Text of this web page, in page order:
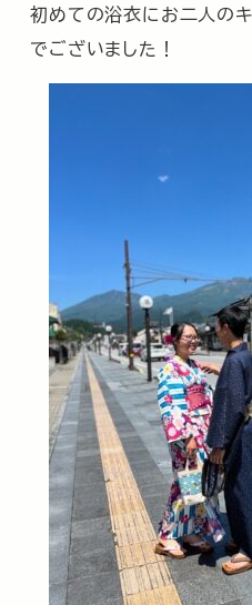
初めての浴衣にお二人の
でございました！